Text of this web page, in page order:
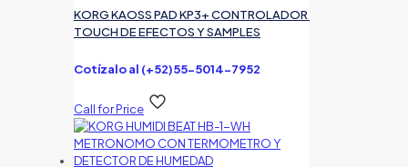
KORG KAOSS PAD KP3+ CONTROLADOR
TOUCH DE EFECTOS Y SAMPLES
Cotízalo al (+52)55-5014-7952
Call for Price